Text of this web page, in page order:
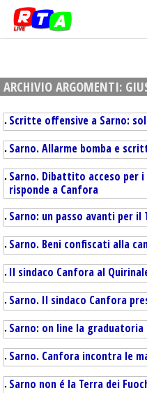
ARCHIVIO ARGOMENTI:
Scritte offensive a Sarno:
Sarno. Allarme bomba e
Sarno. Dibattito acceso per
risponde a Canfora
Sarno: un passo avanti per il
Sarno. Beni confiscati alla
Il sindaco Canfora al
Sarno. Il sindaco Canfora
Sarno: on line la
Sarno. Canfora incontra le
Sarno non é la Terra dei